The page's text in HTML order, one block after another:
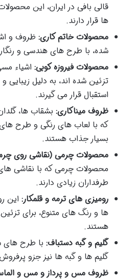
قالی بافی در ایران، این
ها قرار دارند.
محصولات خاتم کاری: ظروف و
شده، با طرح های هندسی و
محصولات فیروزه کوبی: اشیاء
تزئین شده اند، به دلیل زیبایی و
استقبال قرار می گیرند.
ظروف میناکاری: بشقاب ها،
که با لعاب های رنگی و طرح های
بسیار جذاب هستند.
محصولات چرمی (نقاشی روی
محصولات چرمی که با نقاشی های
طرفداران زیادی دارند.
رومیزی های ترمه و قلمکار: این
ها و رنگ های متنوع، برای
هستند.
گلیم و گبه دستباف: با طرح های
گلیم ها و گبه ها نیز جزو
ظروف مس و پرداز و مس و